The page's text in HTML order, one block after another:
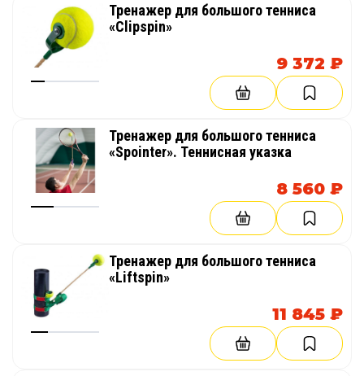
Тренажер для большого тенниса
«Clipspin»
9 372 ₽
Тренажер для большого тенниса
«Spointer». Теннисная указка
8 560 ₽
Тренажер для большого тенниса
«Liftspin»
11 845 ₽